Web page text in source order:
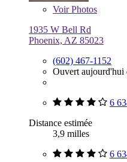
VoirPhotos
1935 W Bell Rd
Phoenix, AZ 85023
(602) 467-1152
Ouvert aujourd'hui
6
Distance estimée
3,9 milles
6